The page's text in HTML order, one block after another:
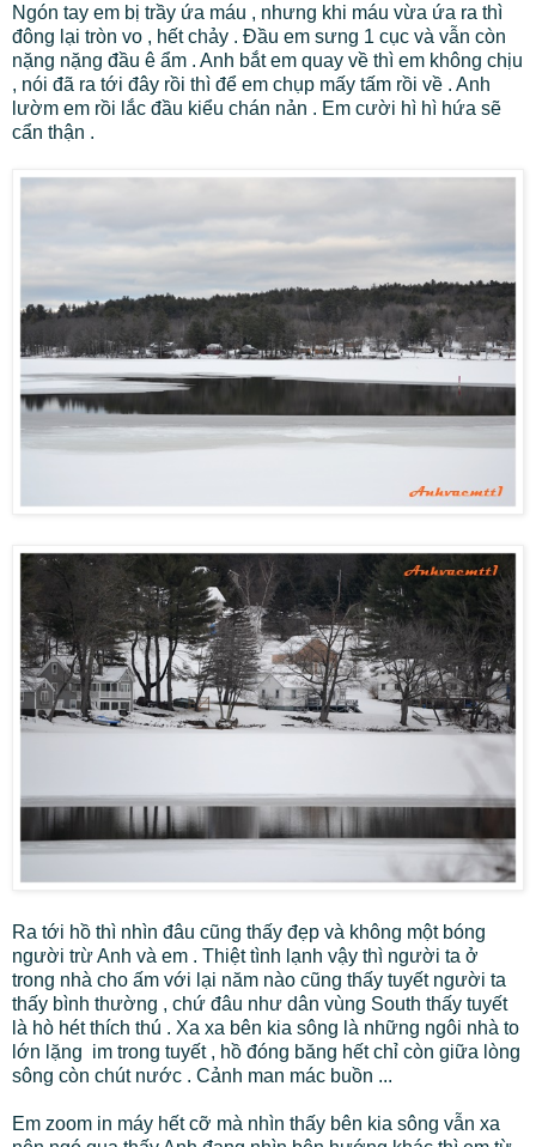
Ngón tay em bị trầy ứa máu , nhưng khi máu vừa ứa ra thì
đông lại tròn vo , hết chảy . Đầu em sưng 1 cục và vẫn còn
nặng nặng đầu ê ẩm . Anh bắt em quay về thì em không chịu
, nói đã ra tới đây rồi thì để em chụp mấy tấm rồi về . Anh
lườm em rồi lắc đầu kiểu chán nản . Em cười hì hì hứa sẽ
cẩn thận .
Ra tới hồ thì nhìn đâu cũng thấy đẹp và không một bóng
người trừ Anh và em . Thiệt tình lạnh vậy thì người ta ở
trong nhà cho ấm với lại năm nào cũng thấy tuyết người ta
thấy bình thường , chứ đâu như dân vùng South thấy tuyết
là hò hét thích thú . Xa xa bên kia sông là những ngôi nhà to
lớn lặng im trong tuyết , hồ đóng băng hết chỉ còn giữa lòng
sông còn chút nước . Cảnh man mác buồn ...
Em zoom in máy hết cỡ mà nhìn thấy bên kia sông vẫn xa